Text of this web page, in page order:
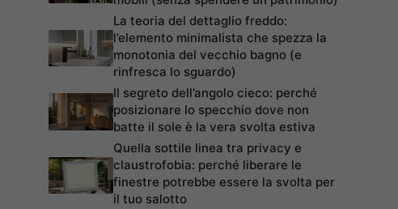
La teoria del dettaglio freddo:
l’elemento minimalista che spezza la
monotonia del vecchio bagno (e
rinfresca lo sguardo)
Il segreto dell’angolo cieco: perché
posizionare lo specchio dove non
batte il sole è la vera svolta estiva
Quella sottile linea tra privacy e
claustrofobia: perché liberare le
finestre potrebbe essere la svolta per
il tuo salotto